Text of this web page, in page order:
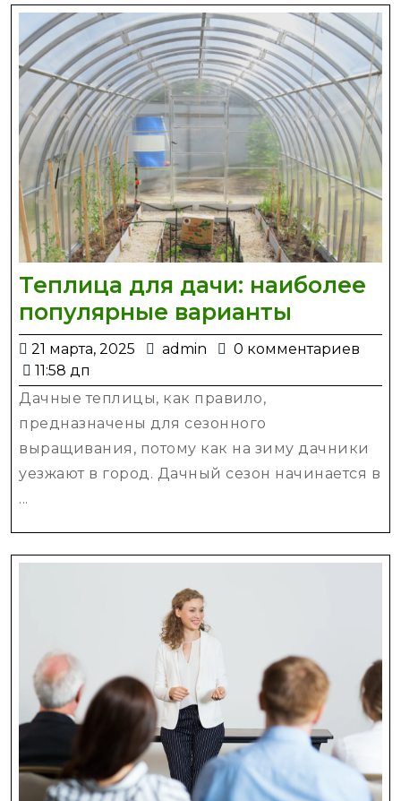
Теплица для дачи: наиболее
популярные варианты
для
дачи:
21 марта, 2025
21
2025
admin admin
0 комментариев
11:58 дп
Дачные теплицы, как правило,
предназначены для сезонного
выращивания, потому как на зиму дачники
уезжают в город. Дачный сезон начинается в
...